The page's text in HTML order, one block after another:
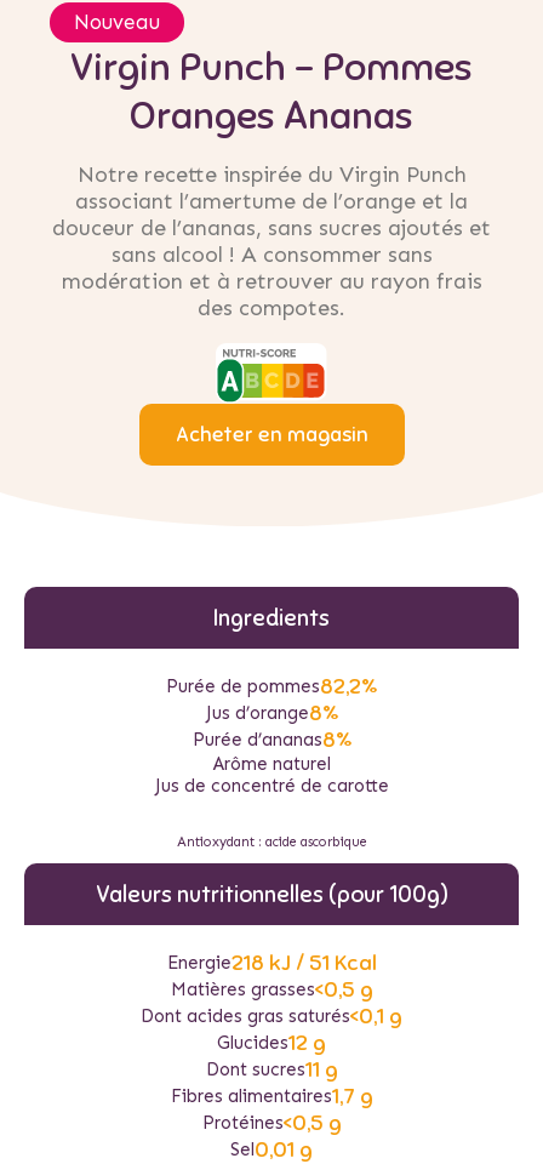
Nouveau
Virgin Punch – Pommes
Oranges Ananas
Notre recette inspirée du Virgin Punch
associant l’amertume de l’orange et la
douceur de l’ananas, sans sucres ajoutés et
sans alcool ! A consommer sans
modération et à retrouver au rayon frais
des compotes.
Acheter en magasin
Ingredients
Purée de pommes82,2%
Jus d’orange8%
Purée d’ananas8%
Arôme naturel
Jus de concentré de carotte
Antioxydant : acide ascorbique
Valeurs nutritionnelles (pour 100g)
Energie218 kJ / 51 Kcal
Matières grasses<0,5 g
Dont acides gras saturés<0,1 g
Glucides12 g
Dont sucres11 g
Fibres alimentaires1,7 g
Protéines<0,5 g
Sel0,01 g